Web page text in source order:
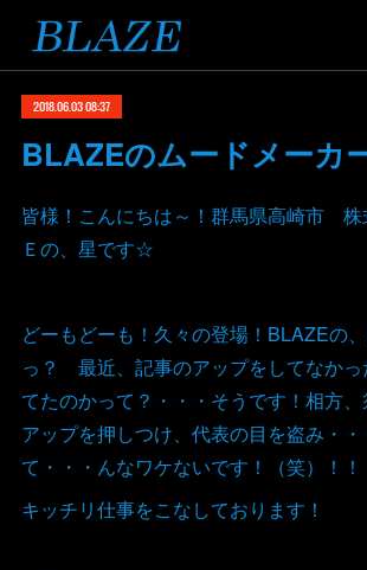
2018.06.03 08:37
BLAZEのムードメーカ
皆様！こんにちは～！群馬県高崎市 株
Ｅの、星です☆
どーもどーも！久々の登場！BLAZE
っ？ 最近、記事のアップをしてなかっ
てたのかって？・・・そうです！相方
アップを押しつけ、代表の目を盗み・・
て・・・んなワケないです！（笑）！！
キッチリ仕事をこなしております！